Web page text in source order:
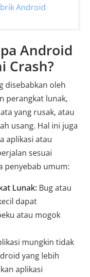
Android
Android
Crash?
disebabkan oleh
perangkat lunak,
yang rusak, atau
usang. Hal ini juga
aplikasi atau
sesuai
penyebab umum:
Lunak: Bug atau
dapat
atau mogok
mungkin tidak
yang lebih
aplikasi